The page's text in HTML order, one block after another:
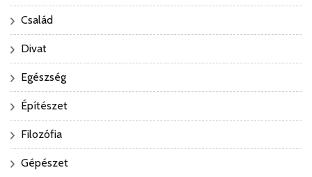
Család
Divat
Egészség
Építészet
Filozófia
Gépészet